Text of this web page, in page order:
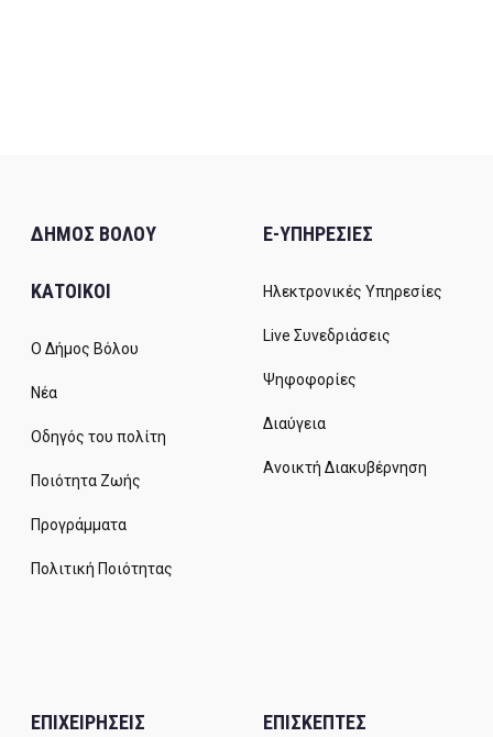
ΔΗΜΟΣ ΒΟΛΟΥ
ΚΑΤΟΙΚΟΙ
Ο Δήμος Βόλου
Νέα
Οδηγός του πολίτη
Ποιότητα Ζωής
Προγράμματα
Πολιτική Ποιότητας
E-ΥΠΗΡΕΣΙΕΣ
Ηλεκτρονικές Υπηρεσίες
Live Συνεδριάσεις
Ψηφοφορίες
Διαύγεια
Ανοικτή Διακυβέρνηση
ΕΠΙΧΕΙΡΗΣΕΙΣ ΕΠΙΣΚΕΠΤΕΣ